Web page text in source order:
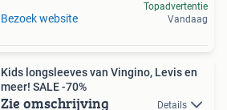
Bezoek website
Topadvertentie
Vandaag
Kids longsleeves van Vingino, Levis en
meer! SALE -70%
Zie omschrijving Details